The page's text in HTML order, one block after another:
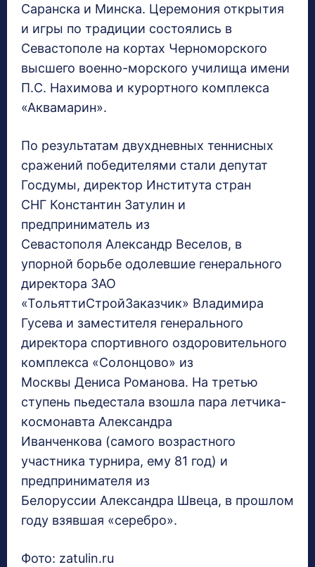
Саранска и Минска. Церемония открытия
и игры по традиции состоялись в
Севастополе на кортах Черноморского
высшего военно-морского училища имени
П.С. Нахимова и курортного комплекса
«Аквамарин».
По результатам двухдневных теннисных
сражений победителями стали депутат
Госдумы, директор Института стран
СНГ Константин Затулин и
предприниматель из
Севастополя Александр Веселов, в
упорной борьбе одолевшие генерального
директора ЗАО
«ТольяттиСтройЗаказчик» Владимира
Гусева и заместителя генерального
директора спортивного оздоровительного
комплекса «Солонцово» из
Москвы Дениса Романова. На третью
ступень пьедестала взошла пара летчика-
космонавта Александра
Иванченкова (самого возрастного
участника турнира, ему 81 год) и
предпринимателя из
Белоруссии Александра Швеца, в прошлом
году взявшая «серебро».
Фото: zatulin.ru